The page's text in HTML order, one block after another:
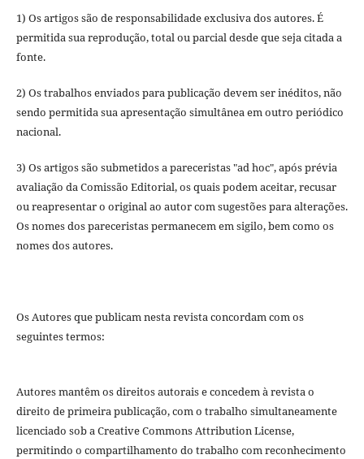
1) Os artigos são de responsabilidade exclusiva dos autores. É
permitida sua reprodução, total ou parcial desde que seja citada a
fonte.
2) Os trabalhos enviados para publicação devem ser inéditos, não
sendo permitida sua apresentação simultânea em outro periódico
nacional.
3) Os artigos são submetidos a pareceristas "ad hoc", após prévia
avaliação da Comissão Editorial, os quais podem aceitar, recusar
ou reapresentar o original ao autor com sugestões para alterações.
Os nomes dos pareceristas permanecem em sigilo, bem como os
nomes dos autores.
Os Autores que publicam nesta revista concordam com os
seguintes termos:
Autores mantêm os direitos autorais e concedem à revista o
direito de primeira publicação, com o trabalho simultaneamente
licenciado sob a Creative Commons Attribution License,
permitindo o compartilhamento do trabalho com reconhecimento